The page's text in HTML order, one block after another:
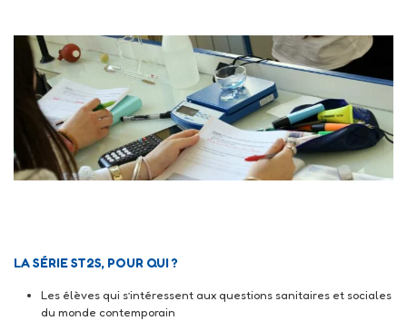
LA SÉRIE ST2S, POUR QUI ?
Les élèves qui s’intéressent aux questions sanitaires et sociales
du monde contemporain